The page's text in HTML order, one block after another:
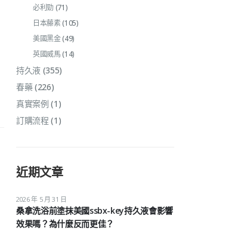
必利勁(71)
日本藤素(105)
美國黑金(49)
英國威馬(14)
持久液(355)
春藥(226)
真實案例 (1)
訂購流程 (1)
近期文章
桑拿洗浴前塗抹美國ssbx-key持久液會影響
效果嗎？為什麼反而更佳？
2026 年 5 月 31 日